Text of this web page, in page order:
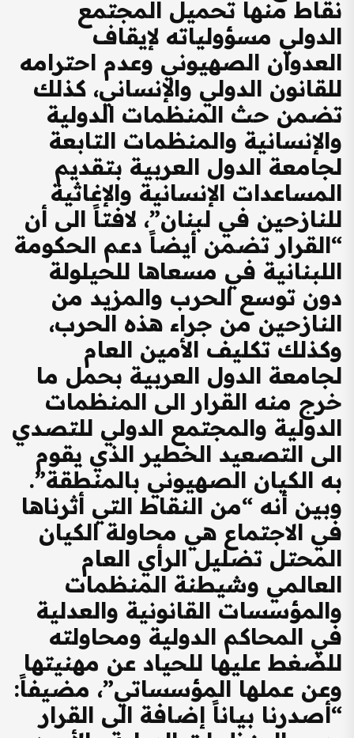
نقاط منها تحميل المجتمع
الدولي مسؤولياته لإيقاف
العدوان الصهيوني وعدم احترامه
للقانون الدولي والإنساني، كذلك
تضمن حث المنظمات الدولية
والإنسانية والمنظمات التابعة
لجامعة الدول العربية بتقديم
المساعدات الإنسانية والإغاثية
للنازحين في لبنان”، لافتاً الى أن
“القرار تضمن أيضاً دعم الحكومة
اللبنانية في مسعاها للحيلولة
دون توسع الحرب والمزيد من
النازحين من جراء هذه الحرب،
وكذلك تكليف الأمين العام
لجامعة الدول العربية بحمل ما
خرج منه القرار الى المنظمات
الدولية والمجتمع الدولي للتصدي
الى التصعيد الخطير الذي يقوم
به الكيان الصهيوني بالمنطقة”.
وبين أنه “من النقاط التي أثرناها
في الاجتماع هي محاولة الكيان
المحتل تضليل الرأي العام
العالمي وشيطنة المنظمات
والمؤسسات القانونية والعدلية
في المحاكم الدولية ومحاولته
للضغط عليها للحياد عن مهنيتها
وعن عملها المؤسساتي”، مضيفاً:
“أصدرنا بياناً إضافة الى القرار